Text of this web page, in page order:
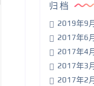
归档
2019年9月
2017年6月
2017年4月
2017年3月
2017年2月